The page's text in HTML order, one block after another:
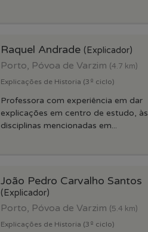
Raquel Andrade (Explicador)
Porto, Póvoa de Varzim (4.7 km)
Explicações de Historia (3º ciclo)
Professora com experiência em dar
explicações em centro de estudo, às
disciplinas mencionadas em...
João Pedro Carvalho Santos
(Explicador)
Porto, Póvoa de Varzim (5.4 km)
Explicações de Historia (3º ciclo)